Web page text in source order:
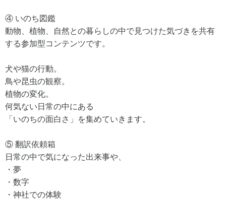
④ いのち図鑑
動物、植物、自然との暮らしの中で見つけた気づきを共有
する参加型コンテンツです。
犬や猫の行動。
鳥や昆虫の観察。
植物の変化。
何気ない日常の中にある
「いのちの面白さ」を集めていきます。
⑤ 翻訳依頼箱
日常の中で気になった出来事や、
・夢
・数字
・神社での体験